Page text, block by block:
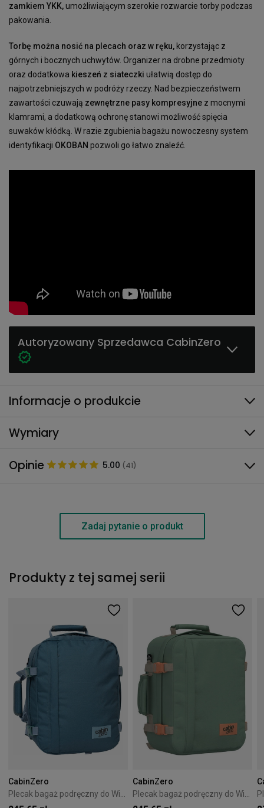
zamkiem YKK,umożliwiającym szerokie rozwarcie torby podczas
pakowania.
Torbę można nosić na plecach oraz w ręku, korzystając z
górnych i bocznych uchwytów. Organizer na drobne przedmioty
oraz dodatkowa kieszeń z siateczki ułatwią dostęp do
najpotrzebniejszych w podróży rzeczy. Nad bezpieczeństwem
zawartości czuwają zewnętrzne pasy kompresyjne z mocnymi
klamrami, a dodatkową ochronę stanowi możliwość spięcia
suwaków kłódką. W razie zgubienia bagażu nowoczesny system
identyfikacji OKOBAN pozwoli go łatwo znaleźć.
Autoryzowany Sprzedawca CabinZero
Informacje o produkcie
Wymiary
Opinie 5.00 (41)
Zadaj pytanie o produkt
Produkty z tej samej serii
CabinZero
CabinZero